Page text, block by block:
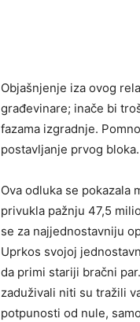
Objašnjenje iza ovog
građevinare; inače bi
fazama izgradnje.
postavljanje prvog bloka.
Ova odluka se
privukla pažnju 47,5
se za najjednostavniju
Uprkos svojoj
da primi stariji bračni
zaduživali niti su tražili
potpunosti od nule,